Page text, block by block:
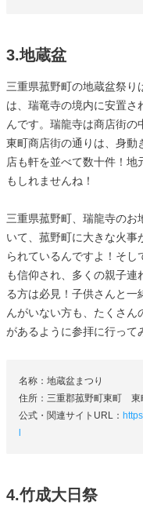
3.地蔵盆
三重県菰野町の地蔵盆祭り
は、瑞竜寺の境内に安置さ
んです。瑞龍寺は商店街の
東町商店街の通りは、身動
店も軒を並べて数十件！地
もしれませんね！
三重県菰野町、瑞龍寺のお
いて、菰野町に大きな火事
られているんですよ！そ
も信仰され、多くの親子
る方は必見！子供さんと一
んがいない方も、たくさん
があるように参拝に行って
名称：地蔵盆まつり
住所：三重郡菰野町東町 東
公式・関連サイトURL：
4.竹成大日祭